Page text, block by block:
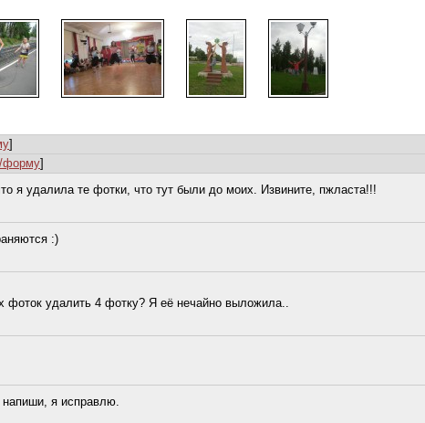
]
форму]
я удалила те фотки, что тут были до моих. Извините, пжласта!!!
:)
фоток удалить 4 фотку? Я её нечайно выложила..
напиши, я исправлю.